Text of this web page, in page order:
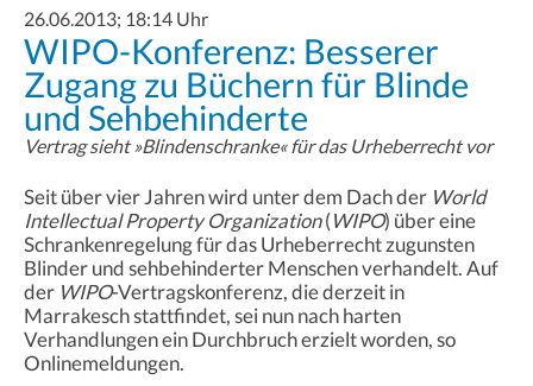
26.06.2013; 18:14 Uhr
WIPO-Konferenz: Besserer
Zugang zu Büchern für Blinde
und Sehbehinderte
Vertrag sieht »Blindenschranke« für das Urheberrecht vor
Seit über vier Jahren wird unter dem Dach der World
Intellectual Property Organization(WIPO) über eine
Schrankenregelung für das Urheberrecht zugunsten
Blinder und sehbehinderter Menschen verhandelt. Auf
der WIPO-Vertragskonferenz, die derzeit in
Marrakesch stattfindet, sei nun nach harten
Verhandlungen ein Durchbruch erzielt worden, so
Onlinemeldungen.